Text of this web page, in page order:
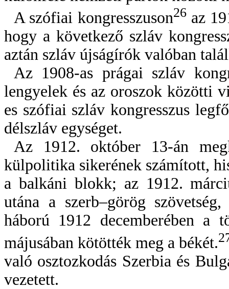
A szófiai kongresszuson26az
hogy a következő szláv
aztán szláv újságírók valóban
Az 1908-as prágai szláv
lengyelek és az oroszok közötti
es szófiai szláv kongresszus
délszláv egységet.
Az 1912. október 13-án
külpolitika sikerének számított,
a balkáni blokk; az 1912.
utána a szerb–görög
háború 1912 decemberében a
májusában kötötték meg a békét.
való osztozkodás Szerbia és
vezetett.